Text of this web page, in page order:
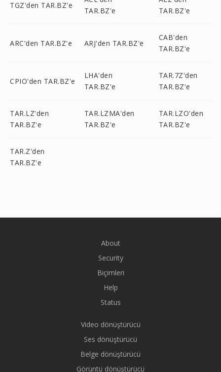
TGZ'den TAR.BZ'e
TAR.BZ'e
TAR.BZ'e
ARC'den TAR.BZ'e ARJ'den TAR.BZ'e
CAB'den
TAR.BZ'e
CPIO'den TAR.BZ'e
LHA'den
TAR.BZ'e
TAR.7Z'den
TAR.BZ'e
TAR.LZ'den
TAR.BZ'e
TAR.LZMA'den
TAR.BZ'e
TAR.LZO'den
TAR.BZ'e
TAR.Z'den
TAR.BZ'e
About
Security
Biçimleri
Help
Status
Video dönüştürücü
Ses dönüştürücü
Belge dönüştürücü
Görüntü dönüştürücü